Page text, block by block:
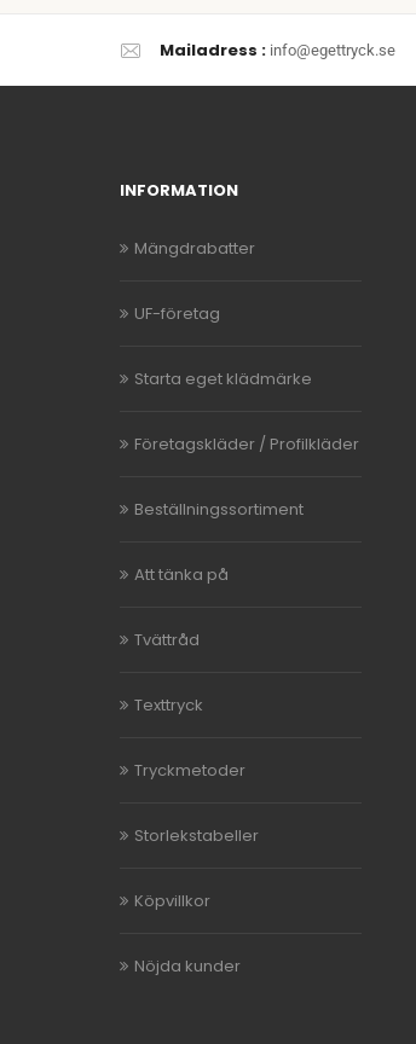
Mailadress : info@egettryck.se
INFORMATION
Mängdrabatter
UF-företag
Starta eget klädmärke
Företagskläder / Profilkläder
Beställningssortiment
Att tänka på
Tvättråd
Texttryck
Tryckmetoder
Storlekstabeller
Köpvillkor
Nöjda kunder